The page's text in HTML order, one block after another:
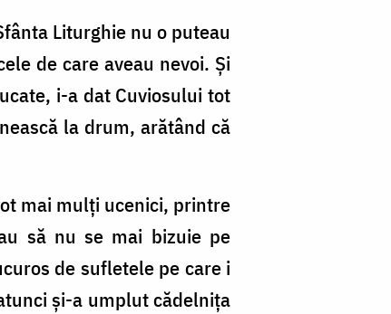
Liturghie nu o puteau
de care aveau nevoi. Și
i-a dat Cuviosului tot
la drum, arătând că
mai mulți ucenici, printre
să nu se mai bizuie pe
de sufletele pe care i
și-a umplut cădelnița